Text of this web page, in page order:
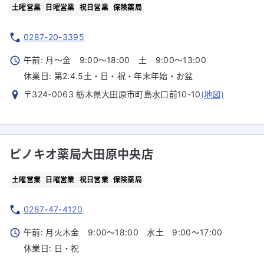
土曜営業 日曜営業 祝日営業 保険薬局
0287-20-3395
午前: 月～金 9:00～18:00 土 9:00～13:00
休業日: 第2.4.5土・日・祝・年末年始・お盆
〒324-0063 栃木県大田原市町島水口前10-10(地図)
ピノキオ薬局大田原中央店
土曜営業 日曜営業 祝日営業 保険薬局
0287-47-4120
午前: 月火木金 9:00～18:00 水土 9:00～17:00
休業日: 日・祝